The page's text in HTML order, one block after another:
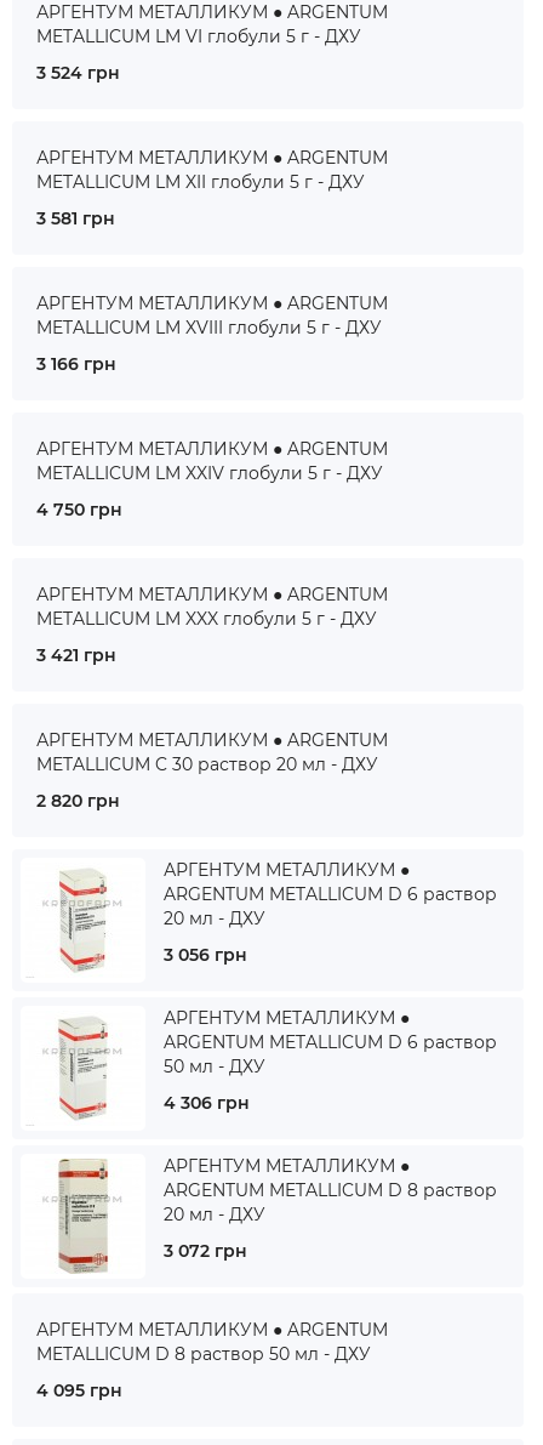
АРГЕНТУМ МЕТАЛЛИКУМ ● ARGENTUM
METALLICUM LM VI глобули 5 г - ДХУ
3 524 грн
АРГЕНТУМ МЕТАЛЛИКУМ ● ARGENTUM
METALLICUM LM XII глобули 5 г - ДХУ
3 581 грн
АРГЕНТУМ МЕТАЛЛИКУМ ● ARGENTUM
METALLICUM LM XVIII глобули 5 г - ДХУ
3 166 грн
АРГЕНТУМ МЕТАЛЛИКУМ ● ARGENTUM
METALLICUM LM XXIV глобули 5 г - ДХУ
4 750 грн
АРГЕНТУМ МЕТАЛЛИКУМ ● ARGENTUM
METALLICUM LM XXX глобули 5 г - ДХУ
3 421 грн
АРГЕНТУМ МЕТАЛЛИКУМ ● ARGENTUM
METALLICUM C 30 раствор 20 мл - ДХУ
2 820 грн
АРГЕНТУМ МЕТАЛЛИКУМ ●
ARGENTUM METALLICUM D 6 раствор
20 мл - ДХУ
3 056 грн
АРГЕНТУМ МЕТАЛЛИКУМ ●
ARGENTUM METALLICUM D 6 раствор
50 мл - ДХУ
4 306 грн
АРГЕНТУМ МЕТАЛЛИКУМ ●
ARGENTUM METALLICUM D 8 раствор
20 мл - ДХУ
3 072 грн
АРГЕНТУМ МЕТАЛЛИКУМ ● ARGENTUM
METALLICUM D 8 раствор 50 мл - ДХУ
4 095 грн